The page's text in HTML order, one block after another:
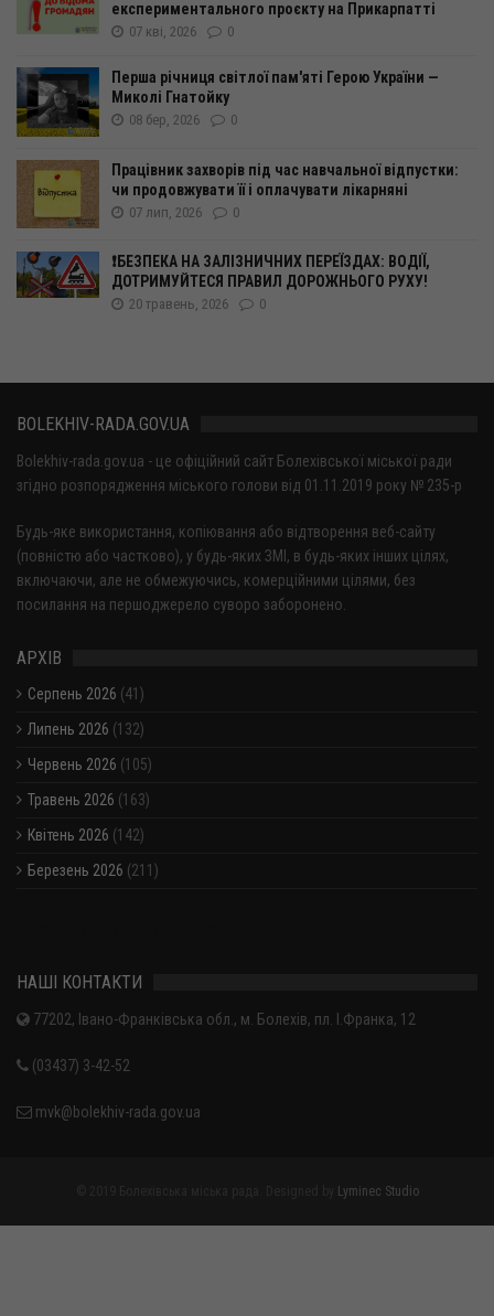
експериментального проєкту на Прикарпатті
07 кві, 2026 0
Перша річниця світлої пам'яті Герою України —
Миколі Гнатойку
08 бер, 2026 0
Працівник захворів під час навчальної відпустки:
чи продовжувати її і оплачувати лікарняні
07 лип, 2026 0
❗️БЕЗПЕКА НА ЗАЛІЗНИЧНИХ ПЕРЕЇЗДАХ: ВОДІЇ,
ДОТРИМУЙТЕСЯ ПРАВИЛ ДОРОЖНЬОГО РУХУ!
20 травень, 2026 0
BOLEKHIV-RADA.GOV.UA
Bolekhiv-rada.gov.ua - це офіційний сайт Болехівської міської ради
згідно розпорядження міського голови від 01.11.2019 року № 235-р
Будь-яке використання, копіювання або відтворення веб-сайту
(повністю або частково), у будь-яких ЗМІ, в будь-яких інших цілях,
включаючи, але не обмежуючись, комерційними цілями, без
посилання на першоджерело суворо заборонено.
АРХІВ
Серпень 2026 (41)
Липень 2026 (132)
Червень 2026 (105)
Травень 2026 (163)
Квітень 2026 (142)
Березень 2026 (211)
НАШІ КОНТАКТИ
77202, Івано-Франківська обл., м. Болехів, пл. І.Франка, 12
(03437) 3-42-52
mvk@bolekhiv-rada.gov.ua
Lyminec Studio